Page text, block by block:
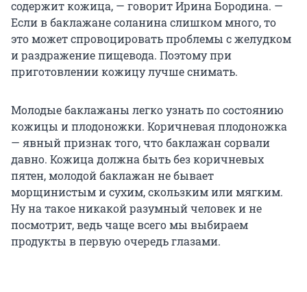
содержит кожица, — говорит Ирина Бородина. —
Если в баклажане соланина слишком много, то
это может спровоцировать проблемы с желудком
и раздражение пищевода. Поэтому при
приготовлении кожицу лучше снимать.
Молодые баклажаны легко узнать по состоянию
кожицы и плодоножки. Коричневая плодоножка
— явный признак того, что баклажан сорвали
давно. Кожица должна быть без коричневых
пятен, молодой баклажан не бывает
морщинистым и сухим, скользким или мягким.
Ну на такое никакой разумный человек и не
посмотрит, ведь чаще всего мы выбираем
продукты в первую очередь глазами.